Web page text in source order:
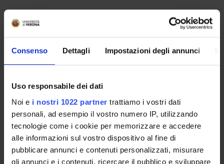
Consenso Dettagli Impostazioni degli annunci
Uso responsabile dei dati
Noi e i nostri 1022 partner trattiamo i vostri dati
personali, ad esempio il vostro numero IP, utilizzando
tecnologie come i cookie per memorizzare e accedere
alle informazioni sul vostro dispositivo al fine di
pubblicare annunci e contenuti personalizzati, misurare
gli annunci e i contenuti, ricercare il pubblico e sviluppare
ENTI FINANZIATORI:
Finanziamento:assegnato e gestito dal Dipartimento
PARTECIPANTI AL PROGETTO
Michele Tansella